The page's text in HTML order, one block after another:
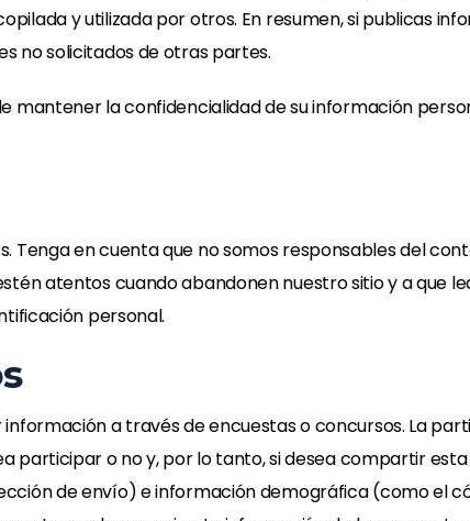
y utilizada por otros. En resumen, si publicas
no solicitados de otras partes.
mantener la confidencialidad de su información
Tenga en cuenta que no somos responsables del
atentos cuando abandonen nuestro sitio y a que
personal.
a través de encuestas o concursos. La
participar o no y, por lo tanto, si desea compartir
de envío) e información demográfica (como el